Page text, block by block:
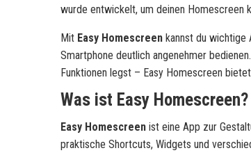
wurde entwickelt, um deinen Homescreen
Mit Easy Homescreen kannst du wichtige
Smartphone deutlich angenehmer
Funktionen legst – Easy Homescreen
Was ist Easy Homescreen?
Easy Homescreen ist eine App zur
praktische Shortcuts, Widgets und